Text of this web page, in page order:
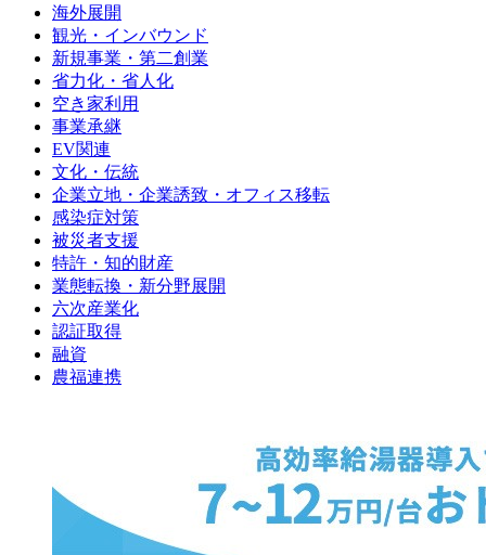
海外展開
観光・インバウンド
新規事業・第二創業
省力化・省人化
空き家利用
事業承継
EV関連
文化・伝統
企業立地・企業誘致・オフィス移転
感染症対策
被災者支援
特許・知的財産
業態転換・新分野展開
六次産業化
認証取得
融資
農福連携